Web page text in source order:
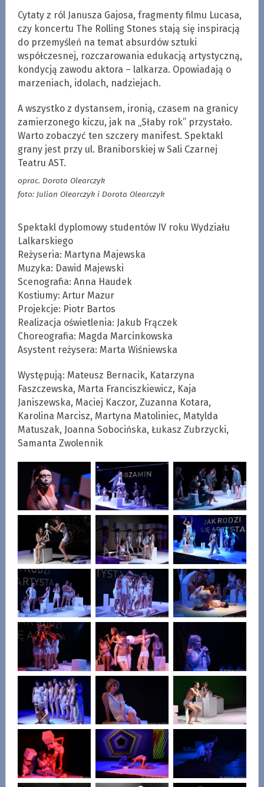
Cytaty z ról Janusza Gajosa, fragmenty filmu Lucasa,
czy koncertu The Rolling Stones stają się inspiracją
do przemyśleń na temat absurdów sztuki
współczesnej, rozczarowania edukacją artystyczną,
kondycją zawodu aktora – lalkarza. Opowiadają o
marzeniach, idolach, nadziejach.
A wszystko z dystansem, ironią, czasem na granicy
zamierzonego kiczu, jak na „Słaby rok” przystało.
Warto zobaczyć ten szczery manifest. Spektakl
grany jest przy ul. Braniborskiej w Sali Czarnej
Teatru AST.
oprac. Dorota Olearczyk
foto: Julian Olearczyk i Dorota Olearczyk
Spektakl dyplomowy studentów IV roku Wydziału
Lalkarskiego
Reżyseria: Martyna Majewska
Muzyka: Dawid Majewski
Scenografia: Anna Haudek
Kostiumy: Artur Mazur
Projekcje: Piotr Bartos
Realizacja oświetlenia: Jakub Frączek
Choreografia: Magda Marcinkowska
Asystent reżysera: Marta Wiśniewska
Występują: Mateusz Bernacik, Katarzyna
Faszczewska, Marta Franciszkiewicz, Kaja
Janiszewska, Maciej Kaczor, Zuzanna Kotara,
Karolina Marcisz, Martyna Matoliniec, Matylda
Matuszak, Joanna Sobocińska, Łukasz Zubrzycki,
Samanta Zwolennik